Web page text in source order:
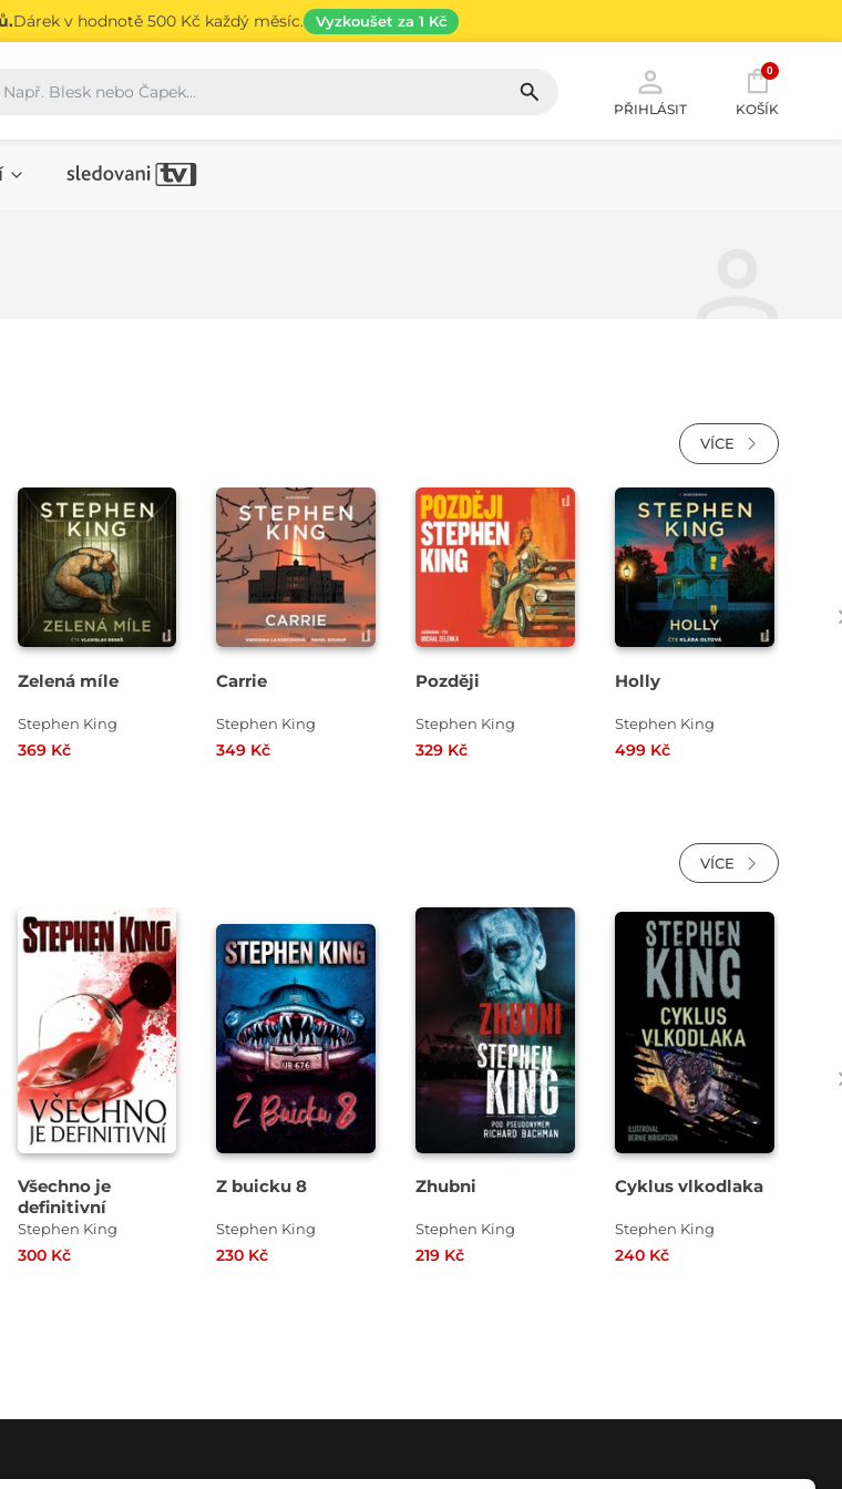
Dárek v hodnotě 500 Kč každý měsíc. Vyzkoušet za 1 Kč
PŘIHLÁSIT
0
KOŠÍK
VÍCE
Zelená míle
Stephen King
369 Kč
Přehrát
ukázku
Carrie
Stephen King
349 Kč
Přehrát
ukázku
Později
Stephen King
329 Kč
Přehrát
ukázku
Holly
Stephen King
499 Kč
Přehrát
ukázku
VÍCE
Všechno je
definitivní
Stephen King
300 Kč
Z buicku 8
Stephen King
230 Kč
Zhubni
Stephen King
219 Kč
Cyklus vlkodlaka
Stephen King
240 Kč